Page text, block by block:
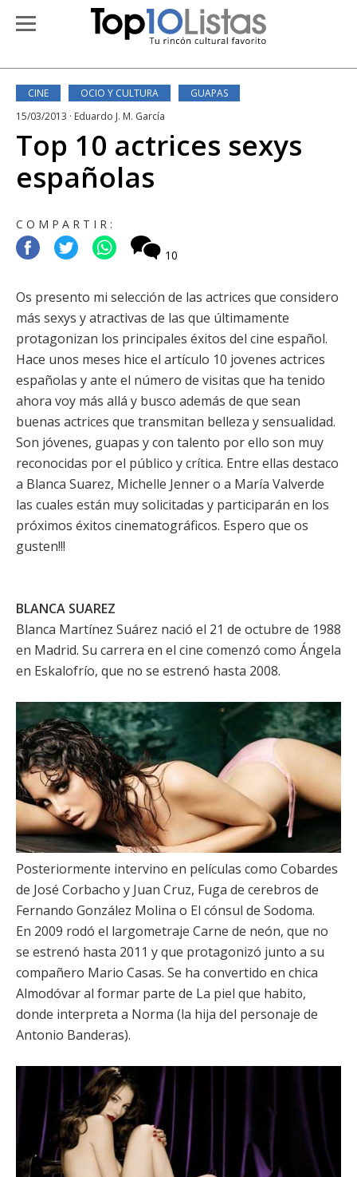
CINE OCIO Y CULTURA
GUAPAS
15/03/2013 · Eduardo J. M. García
Top 10 actrices sexys
españolas
COMPARTIR:
10
Os presento mi selección de las actrices que considero
más sexys y atractivas de las que últimamente
protagonizan los principales éxitos del cine español.
Hace unos meses hice el artículo 10 jovenes actrices
españolas y ante el número de visitas que ha tenido
ahora voy más allá y busco además de que sean
buenas actrices que transmitan belleza y sensualidad.
Son jóvenes, guapas y con talento por ello son muy
reconocidas por el público y crítica. Entre ellas destaco
a Blanca Suarez, Michelle Jennero a María Valverde
las cuales están muy solicitadas y participarán en los
próximos éxitos cinematográficos. Espero que os
gusten!!!
BLANCA SUAREZ
Blanca Martínez Suárez nació el 21 de octubre de 1988
en Madrid. Su carrera en el cine comenzó como Ángela
en Eskalofrío, que no se estrenó hasta 2008.
Posteriormente intervino en películas como Cobardes
de José Corbacho y Juan Cruz, Fuga de cerebros de
Fernando González Molina o El cónsul de Sodoma.
En 2009 rodó el largometraje Carne de neón, que no
se estrenó hasta 2011 y que protagonizó junto a su
compañero Mario Casas. Se ha convertido en chica
Almodóvar al formar parte de La piel que habito,
donde interpreta a Norma (la hija del personaje de
Antonio Banderas).